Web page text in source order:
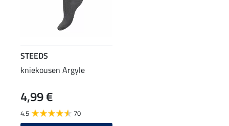
STEEDS
kniekousen Argyle
4,99 €
4.5 70